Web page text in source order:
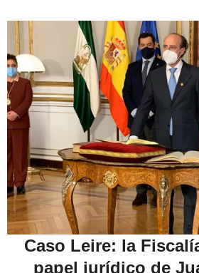
Caso Leire: la
papel jurídico de